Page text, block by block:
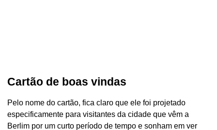
Cartão de boas vindas
Pelo nome do cartão, fica claro que ele foi projetado
especificamente para visitantes da cidade que vêm a
Berlim por um curto período de tempo e sonham em ver